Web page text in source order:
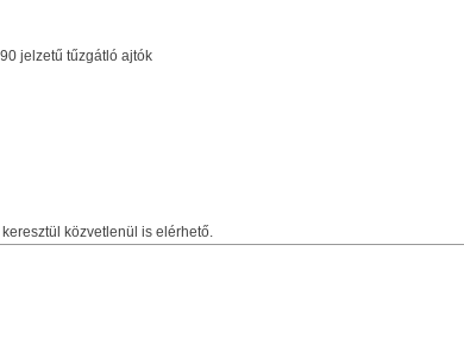
jelzetű tűzgátló ajtók
közvetlenül is elérhető.